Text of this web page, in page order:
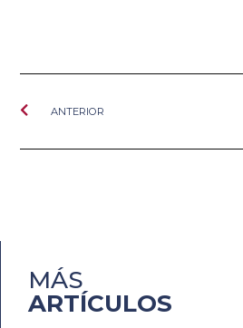
ANTERIOR
MÁS
ARTÍCULOS